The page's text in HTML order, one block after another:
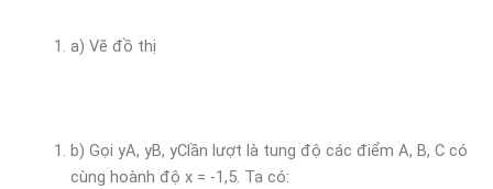
a) Vẽ đồ thị
b) Gọi yA, yB, yClần lượt là tung độ các điểm A, B, C có
cùng hoành độ x = -1,5. Ta có: